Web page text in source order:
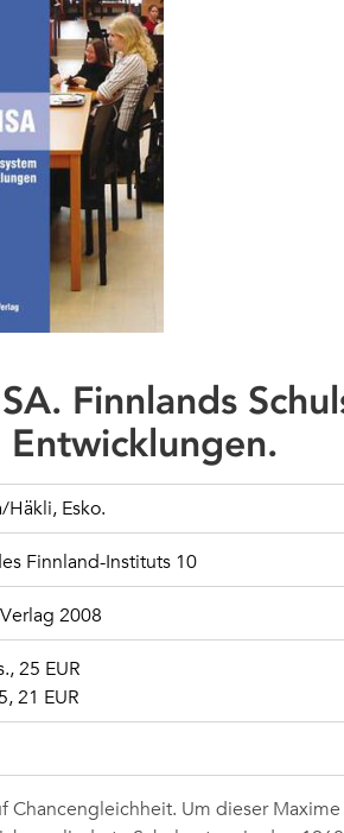
Finnlands
Entwicklungen.
Häkli, Esko.
Finnland-Instituts 10
2008
25 EUR
21 EUR
Chancengleichheit. Um dieser